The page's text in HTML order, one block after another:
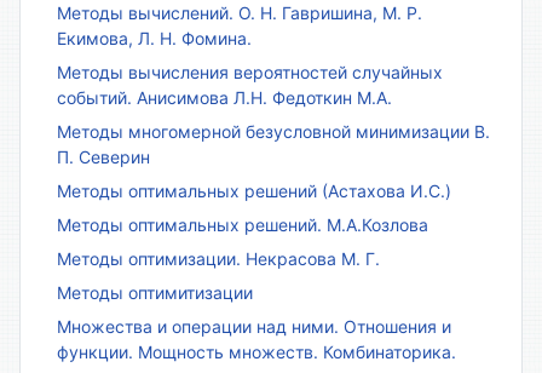
Методы вычислений. О. Н. Гавришина, М. Р.
Екимова, Л. Н. Фомина.
Методы вычисления вероятностей случайных
событий. Анисимова Л.Н. Федоткин М.А.
Методы многомерной безусловной минимизации В.
П. Северин
Методы оптимальных решений (Астахова И.С.)
Методы оптимальных решений. М.А.Козлова
Методы оптимизации. Некрасова М. Г.
Методы оптимитизации
Множества и операции над ними. Отношения и
функции. Мощность множеств. Комбинаторика.